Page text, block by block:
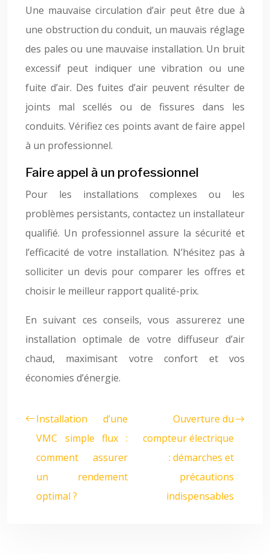
Une mauvaise circulation d’air peut être due à
une obstruction du conduit, un mauvais réglage
des pales ou une mauvaise installation. Un bruit
excessif peut indiquer une vibration ou une
fuite d’air. Des fuites d’air peuvent résulter de
joints mal scellés ou de fissures dans les
conduits. Vérifiez ces points avant de faire appel
à un professionnel.
Faire appel à un professionnel
Pour les installations complexes ou les
problèmes persistants, contactez un installateur
qualifié. Un professionnel assure la sécurité et
l’efficacité de votre installation. N’hésitez pas à
solliciter un devis pour comparer les offres et
choisir le meilleur rapport qualité-prix.
En suivant ces conseils, vous assurerez une
installation optimale de votre diffuseur d’air
chaud, maximisant votre confort et vos
économies d’énergie.
Installation d’une
VMC simple flux :
comment assurer
un rendement
optimal ?
Ouverture du
compteur électrique
: démarches et
précautions
indispensables